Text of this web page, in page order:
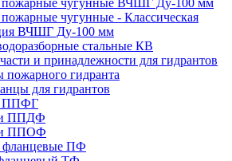
пожарные чугунные ВЧШГ Ду-100 мм
чугунные - Классическая
ВЧШГ Ду-100 мм
стальные КВ
и принадлежности для гидрантов
гидранта
для гидрантов
ППФГ
ППДФ
ППОФ
фланцевые ПФ